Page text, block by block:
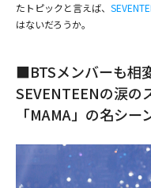
たトピックと言えば、
はないだろうか。
■BTSメンバーも相
SEVENTEENの涙の
「MAMA」の名シー